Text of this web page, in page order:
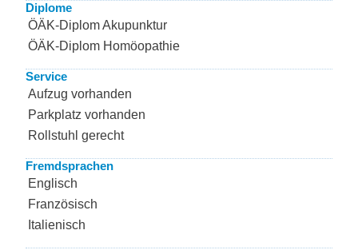
Diplome
ÖÄK-Diplom Akupunktur
ÖÄK-Diplom Homöopathie
Service
Aufzug vorhanden
Parkplatz vorhanden
Rollstuhl gerecht
Fremdsprachen
Englisch
Französisch
Italienisch